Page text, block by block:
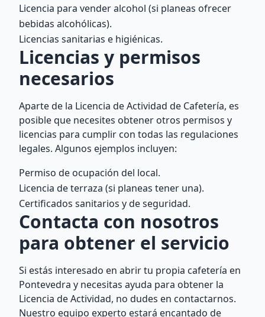
Licencia para vender alcohol (si planeas ofrecer
bebidas alcohólicas).
Licencias sanitarias e higiénicas.
Licencias y permisos
necesarios
Aparte de la Licencia de Actividad de Cafetería, es
posible que necesites obtener otros permisos y
licencias para cumplir con todas las regulaciones
legales. Algunos ejemplos incluyen:
Permiso de ocupación del local.
Licencia de terraza (si planeas tener una).
Certificados sanitarios y de seguridad.
Contacta con nosotros
para obtener el servicio
Si estás interesado en abrir tu propia cafetería en
Pontevedra y necesitas ayuda para obtener la
Licencia de Actividad, no dudes en contactarnos.
Nuestro equipo experto estará encantado de